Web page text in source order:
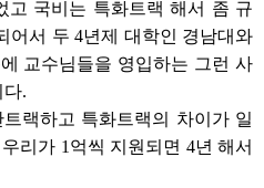
고 국비는 특화트랙 해서 좀 규
어서 두 4년제 대학인 경남대와
교수님들을 영입하는 그런 사
.
랙하고 특화트랙의 차이가 일
리가 1억씩 지원되면 4년 해서